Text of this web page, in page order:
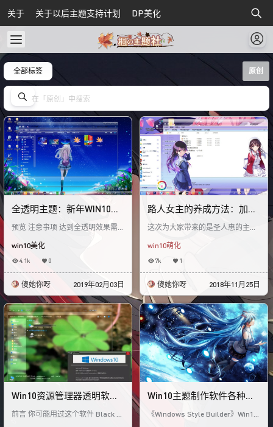
关于 关于以后主题支持计划 DP美化
全部标签 原创
全透明主题：新年WIN10主
题
预览 注意事项 达到全透明效果需
用 使用萌化箱也可以,方法点击下
面
win10美化
4.1k 0
傻她你呀 2019年02月03日
路人女主的养成方法：加藤
惠
这次为大家带来的是圣人惠的主
能够多多支持我的作品！
win10萌化
7k 1
傻她你呀 2018年11月25日
Win10资源管理器透明软件
Black Aero Glass & Black
前言 你可能用过这个软件 Black Gl
Win10主题制作软件各种使
用技巧说明
《Windows Style Builder》Win10